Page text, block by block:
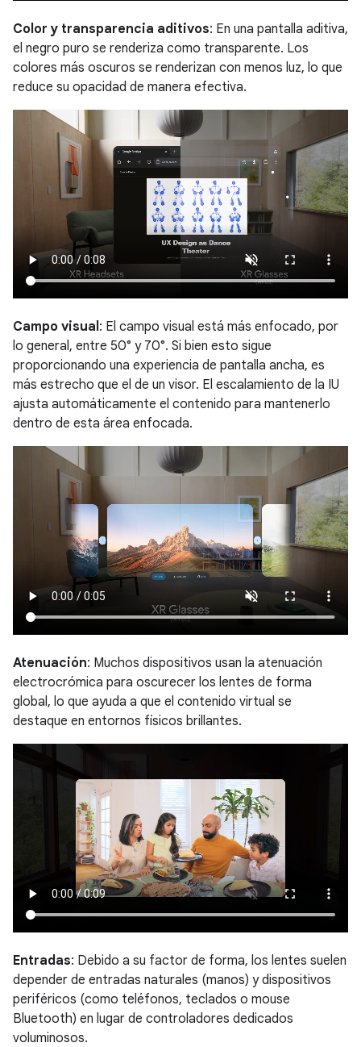
Color y transparencia aditivos: En una pantalla aditiva,
el negro puro se renderiza como transparente. Los
colores más oscuros se renderizan con menos luz, lo que
reduce su opacidad de manera efectiva.
Campo visual : El campo visual está más enfocado, por
lo general, entre 50° y 70°. Si bien esto sigue
proporcionando una experiencia de pantalla ancha, es
más estrecho que el de un visor. El escalamiento de la IU
ajusta automáticamente el contenido para mantenerlo
dentro de esta área enfocada.
Atenuación: Muchos dispositivos usan la atenuación
electrocrómica para oscurecer los lentes de forma
global, lo que ayuda a que el contenido virtual se
destaque en entornos físicos brillantes.
Entradas: Debido a su factor de forma, los lentes suelen
depender de entradas naturales (manos) y dispositivos
periféricos (como teléfonos, teclados o mouse
Bluetooth) en lugar de controladores dedicados
voluminosos.